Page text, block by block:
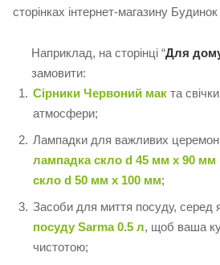
сторінках інтернет-магазину
Наприклад, на сторінці “Для
замовити:
Сірники Червоний мак та
атмосфери;
Лампадки для важливих
лампадка скло d 45 мм х 90 мм
скло d 50 мм x 100 мм;
Засоби для миття посуду, серед
посуду Sarma 0.5 л, щоб ваша
чистотою;